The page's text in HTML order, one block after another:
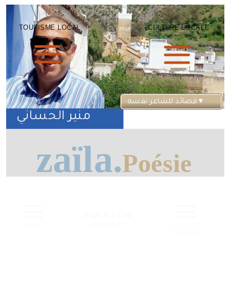
zaïla.Poésie
منير الحساني
قصائد للشاعر نفسه ▾
TOURISME LOCAL CULTURE LOCALE